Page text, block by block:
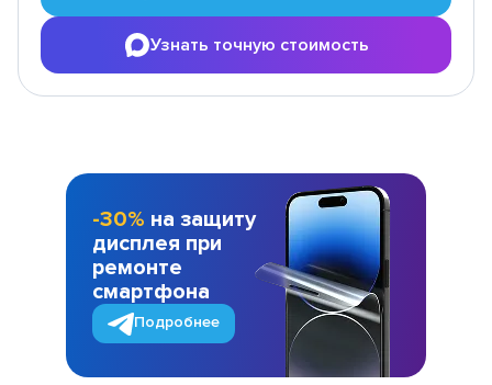
Узнать точную стоимость
-30% на защиту
дисплея при
ремонте
смартфона
Подробнее